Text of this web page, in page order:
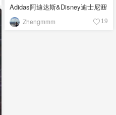
Adidas阿迪达斯&Disney迪士尼🎒
Zhengmmm 19